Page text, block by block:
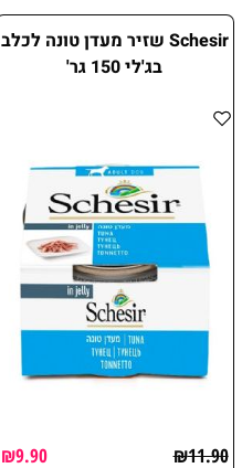
Schesir שזיר מעדן טונה לכלב
בג'לי 150 גר'
₪11.90
₪9.90